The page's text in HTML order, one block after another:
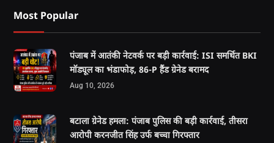
Most Popular
पंजाब में आतंकी नेटवर्क पर बड़ी कार्रवाई: ISI समर्थित BKI
मॉड्यूल का भंडाफोड़, 86-P हैंड ग्रेनेड बरामद
Aug 10, 2026
बटाला ग्रेनेड हमला: पंजाब पुलिस की बड़ी कार्रवाई, तीसरा
आरोपी करनजीत सिंह उर्फ बच्चा गिरफ्तार